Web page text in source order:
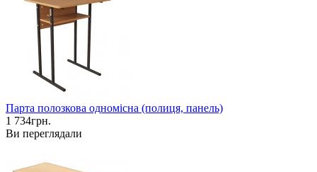
Парта полозкова одномісна (полиця, панель)
1 734грн.
Ви переглядали